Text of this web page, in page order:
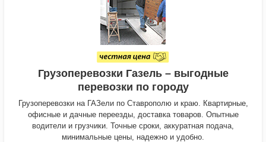
Грузоперевозки Газель – выгодные
перевозки по городу
Грузоперевозки на ГАЗели по Ставрополю и краю. Квартирные,
офисные и дачные переезды, доставка товаров. Опытные
водители и грузчики. Точные сроки, аккуратная подача,
минимальные цены, надежно и удобно.